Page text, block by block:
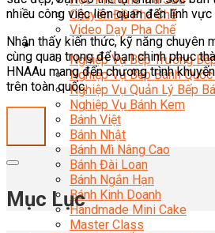
Chuyên Đề Pha Chế
Video Dạy Pha Chế
Làm Bánh
Nghiệp Vụ Bếp Trưởng
Nghiệp Vụ Bếp Bánh Quốc
Nghiệp Vụ Quản Lý Bếp
Nghiệp Vụ Bánh Kem
Bánh Việt
Bánh Nhật
Bánh Mì Nâng Cao
Bánh Đài Loan
Bánh Ngắn Hạn
Bánh Kinh Doanh
Handmade Mini Cake
Master Class
nhiều công việc liên quan đến lĩnh
Nhận thấy kiến thức, kỹ năng chuyên
cùng quan trọng để bạn chinh phục
HNAAu mang đến chương trình
trên toàn quốc.
Mục Lục